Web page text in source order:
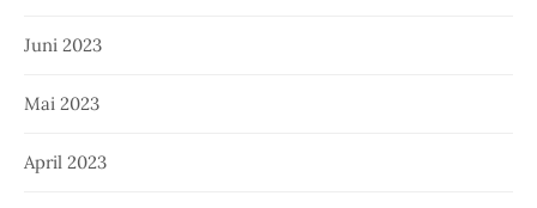
Juni 2023
Mai 2023
April 2023